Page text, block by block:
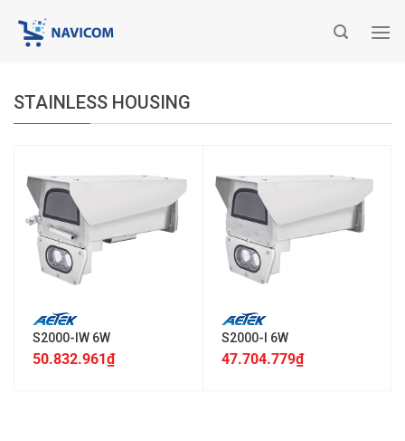
STAINLESS HOUSING
S2000-IW 6W
50.832.961₫
S2000-I 6W
47.704.779₫